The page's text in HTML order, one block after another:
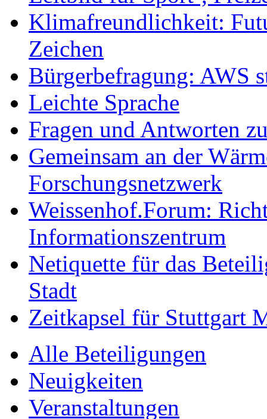
Klimafreundlichkeit:
Zeichen
Bürgerbefragung: AWS
Leichte Sprache
Fragen und Antworten
Gemeinsam an der
Forschungsnetzwerk
Weissenhof.Forum:
Informationszentrum
Netiquette für das
Stadt
Zeitkapsel für Stuttgart
Alle Beteiligungen
Neuigkeiten
Veranstaltungen